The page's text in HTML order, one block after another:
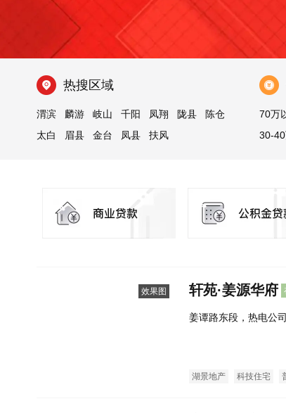
热搜区域
渭滨 麟游 岐山 千阳 凤翔 陇县
陈仓
太白
眉县 金台 凤县 扶风
70万
30-
效果图 轩苑·姜源华府
姜谭路东段，热电公
湖景地产 科技住宅